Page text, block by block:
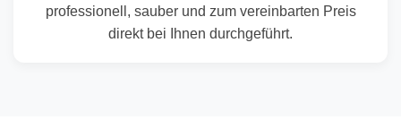
professionell, sauber und zum vereinbarten Preis
direkt bei Ihnen durchgeführt.